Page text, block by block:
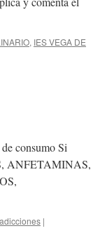
, IES VEGA DE
consumo Si
ANFETAMINAS,
|